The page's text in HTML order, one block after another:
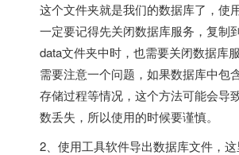
这个文件夹就是我们的数据库了，使
一定要记得先关闭数据库服务，复制
data文件夹中时，也需要关闭数据库
需要注意一个问题，如果数据库中包
存储过程等情况，这个方法可能会导
数丢失，所以使用的时候要谨慎。
2、使用工具软件导出数据库文件，